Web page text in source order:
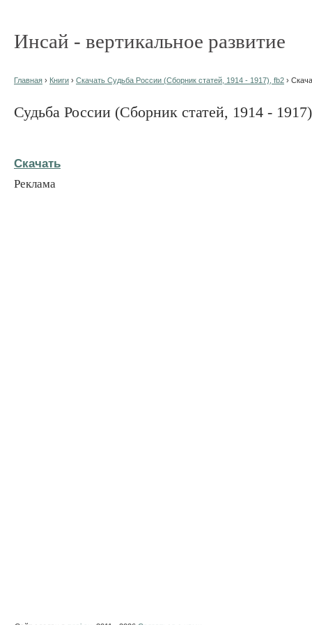
Инсай - вертикальное развитие
Главная › Книги › Скачать Судьба России (Сборник статей, 1914 - 1917), fb2 ›
Судьба России (Сборник статей, 1914 - 1917)
Скачать
Реклама